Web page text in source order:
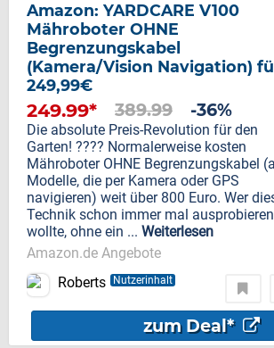
Amazon: YARDCARE V100
Mähroboter OHNE
Begrenzungskabel
(Kamera/Vision Navigation)
249,99€
249.99* 389.99 -36%
Die absolute Preis-Revolution für den
Garten! ???? Normalerweise kosten
Mähroboter OHNE Begrenzungskabel
Modelle, die per Kamera oder GPS
navigieren) weit über 800 Euro. Wer
Technik schon immer mal ausprobieren
wollte, ohne ein ... Weiterlesen
Amazon.de Angebote
Roberts Nutzerinhalt
zum Deal*